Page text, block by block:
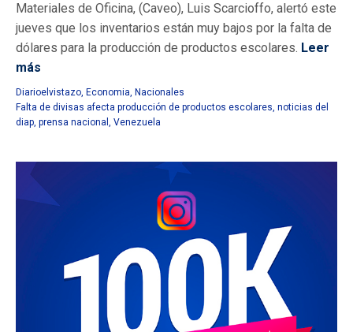
Materiales de Oficina, (Caveo), Luis Scarcioffo, alertó este
jueves que los inventarios están muy bajos por la falta de
dólares para la producción de productos escolares. Leer
más
Diarioelvistazo, Economia, Nacionales
Falta de divisas afecta producción de productos escolares, noticias del
diap, prensa nacional , Venezuela